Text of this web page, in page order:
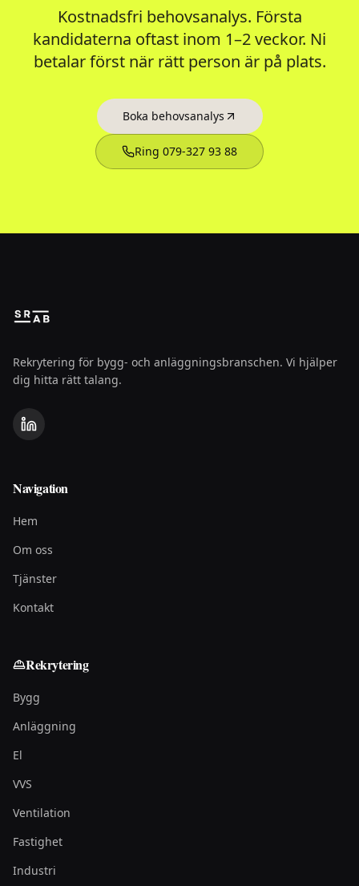
Kostnadsfri behovsanalys. Första
kandidaterna oftast inom 1–2 veckor. Ni
betalar först när rätt person är på plats.
Boka behovsanalys
Ring 079-327 93 88
Rekrytering för bygg- och anläggningsbranschen. Vi hjälper
dig hitta rätt talang.
Navigation
Hem
Om oss
Tjänster
Kontakt
Rekrytering
Bygg
Anläggning
El
VVS
Ventilation
Fastighet
Industri